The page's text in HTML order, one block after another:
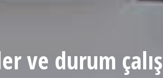
ve durum